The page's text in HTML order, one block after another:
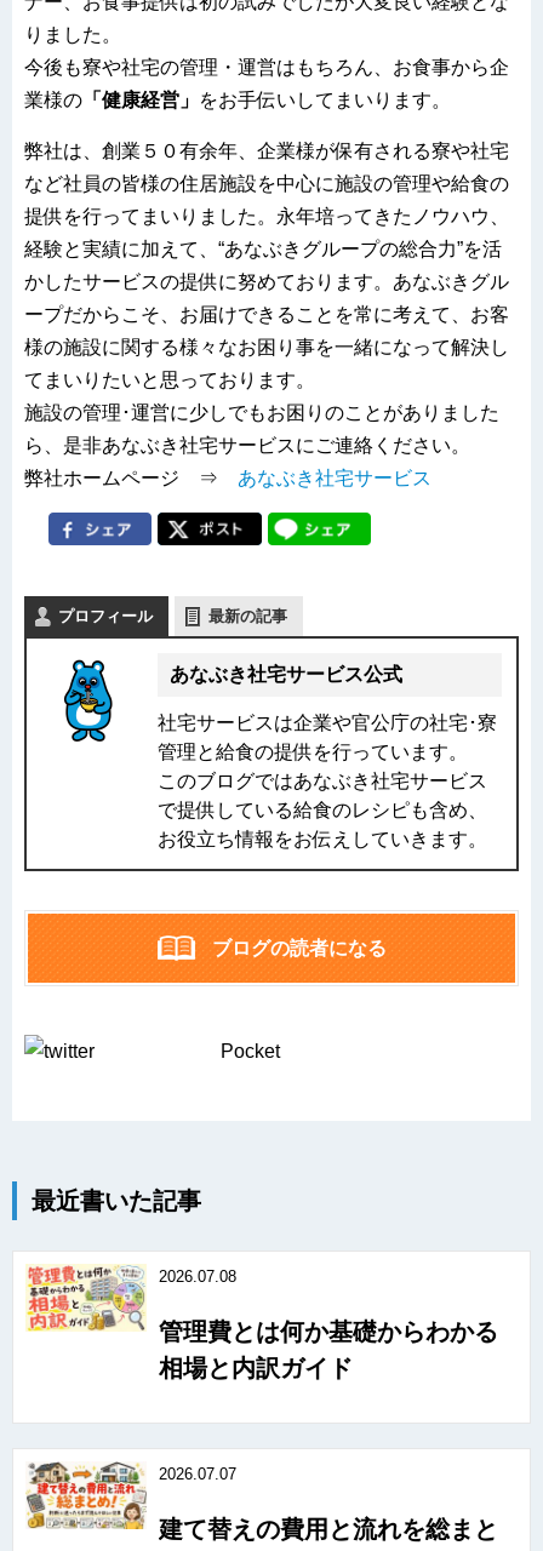
りました。
今後も寮や社宅の管理・運営はもちろん、お食事から企
業様の 「健康経営」 をお手伝いしてまいります。
弊社は、創業５０有余年、企業様が保有される寮や社宅
など社員の皆様の住居施設を中心に施設の管理や給食の
提供を行ってまいりました。永年培ってきたノウハウ、
経験と実績に加えて、“あなぶきグループの総合力”を活
かしたサービスの提供に努めております。あなぶきグル
ープだからこそ、お届けできることを常に考えて、お客
様の施設に関する様々なお困り事を一緒になって解決し
てまいりたいと思っております。
施設の管理･運営に少しでもお困りのことがありました
ら、是非あなぶき社宅サービスにご連絡ください。
弊社ホームページ ⇒ あなぶき社宅サービス
プロフィール 最新の記事
あなぶき社宅サービス公式
社宅サービスは企業や官公庁の社宅･寮
管理と給食の提供を行っています。
このブログではあなぶき社宅サービス
で提供している給食のレシピも含め、
お役立ち情報をお伝えしていきます。
ブログの読者になる
Pocket
最近書いた記事
2026.07.08
管理費とは何か基礎からわかる
相場と内訳ガイド
2026.07.07
建て替えの費用と流れを総まと